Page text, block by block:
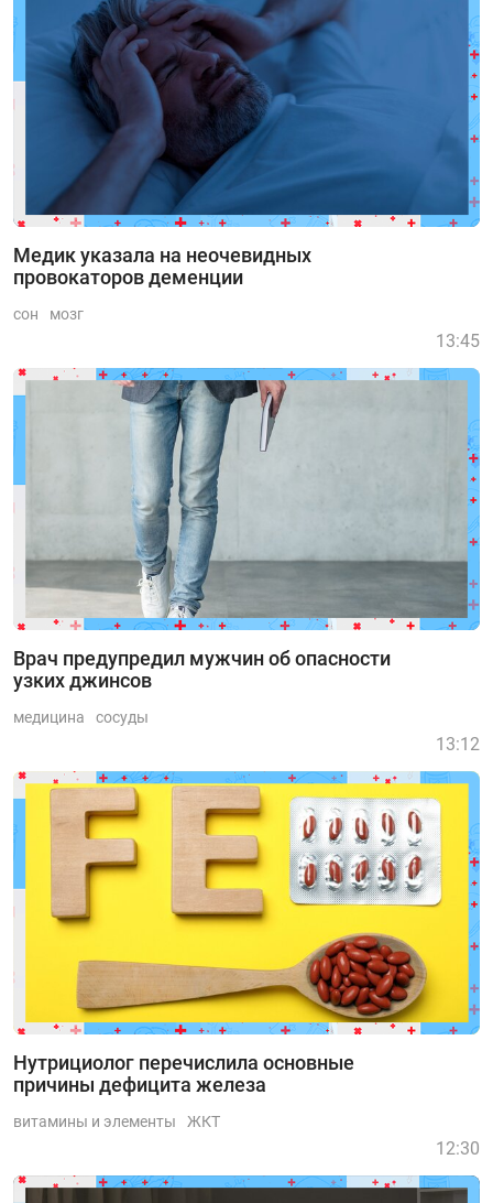
Медик указала на неочевидных
провокаторов деменции
сон мозг
Врач предупредил мужчин об опасности
узких джинсов
13:45
медицина сосуды
Нутрициолог перечислила основные
причины дефицита железа
13:12
витамины и элементы ЖКТ
12:30